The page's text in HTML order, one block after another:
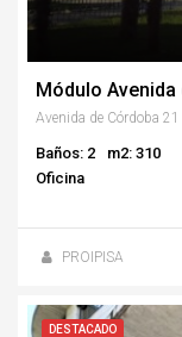
Módulo Avenida
Avenida de Córdoba 21
Baños: 2
m2: 310
Oficina
PROIPISA
DESTACADO